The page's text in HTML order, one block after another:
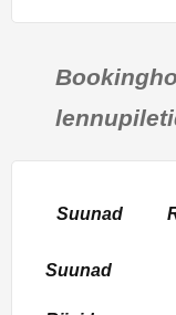
Suunad
Suunad